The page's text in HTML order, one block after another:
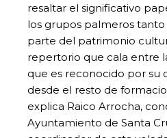
resaltar el significativo
los grupos palmeros
parte del patrimonio
repertorio que cala entre
que es reconocido por su
desde el resto de
explica Raico Arrocha,
Ayuntamiento de Santa